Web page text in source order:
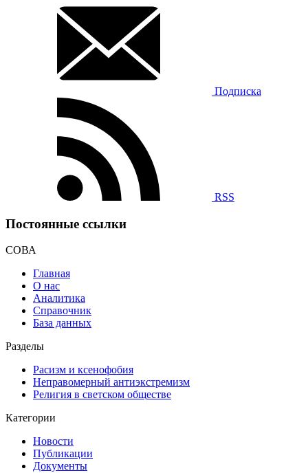
Подписка
RSS
Постоянные ссылки
СОВА
Главная
О нас
Аналитика
Справочник
База данных
Разделы
Расизм и ксенофобия
Неправомерный антиэкстремизм
Религия в светском обществе
Категории
Новости
Публикации
Документы